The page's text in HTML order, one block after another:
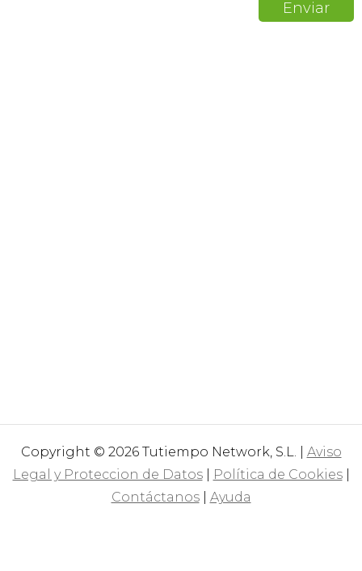
Copyright © 2026 Tutiempo Network, S.L. | Aviso
Legal y Proteccion de Datos| Política de Cookies|
Contáctanos| Ayuda